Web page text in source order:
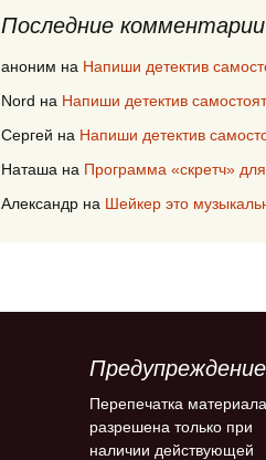
Последние комментарии
аноним на Напиши детектив
Nord на Напиши детектив
Сергей на Напиши детектив
Наташа на Программа «скретч»
Александр на Шейкер это
Предупреждение
Перепечатка материала
разрешена только при
наличии действующей